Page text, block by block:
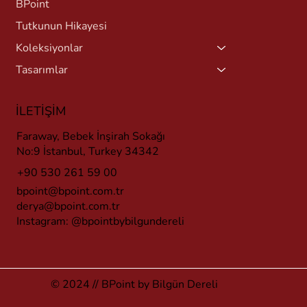
BPoint
Tutkunun Hikayesi
Koleksiyonlar
Tasarımlar
İLETİŞİM
Faraway, Bebek İnşirah Sokağı
No:9 İstanbul, Turkey 34342
+90 530 261 59 00
bpoint@bpoint.com.tr
derya@bpoint.com.tr
Instagram: @bpointbybilgundereli
© 2024 // BPoint by Bilgün Dereli